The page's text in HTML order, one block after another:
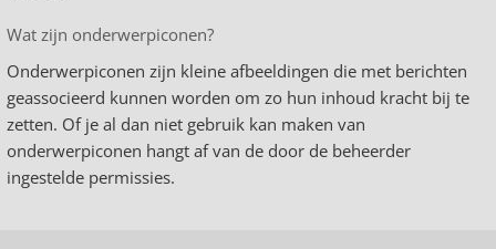
Wat zijn onderwerpiconen?
Onderwerpiconen zijn kleine afbeeldingen die met berichten
geassocieerd kunnen worden om zo hun inhoud kracht bij te
zetten. Of je al dan niet gebruik kan maken van
onderwerpiconen hangt af van de door de beheerder
ingestelde permissies.